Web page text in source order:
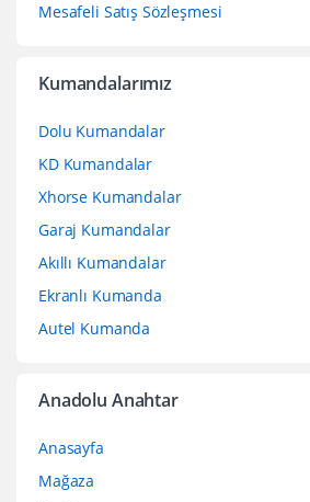
Mesafeli Satış Sözleşmesi
Kumandalarımız
Dolu Kumandalar
KD Kumandalar
Xhorse Kumandalar
Garaj Kumandalar
Akıllı Kumandalar
Ekranlı Kumanda
Autel Kumanda
Anadolu Anahtar
Anasayfa
Mağaza